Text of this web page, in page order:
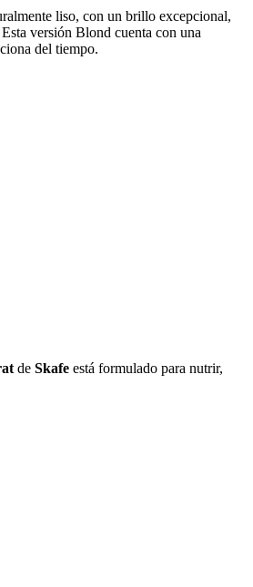
liso, con un brillo excepcional,
versión Blond cuenta con una
del tiempo.
de Skafe está formulado para nutrir,